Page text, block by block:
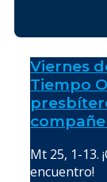
Viernes
Tiempo
Mt 25, 1-13.
encuentro!